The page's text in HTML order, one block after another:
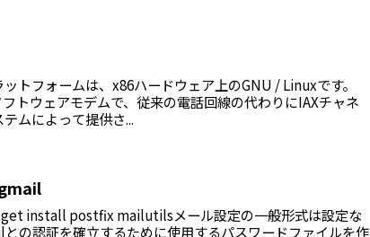
トフォームは、x86ハードウェア上のGNU / Linuxです。
トウェアモデムで、従来の電話回線の代わりにIAXチャネ
ムによって提供さ...
install postfix mailutilsメール設定の一般形式は設定な
の認証を確立するために使用するパスワードファイルを作